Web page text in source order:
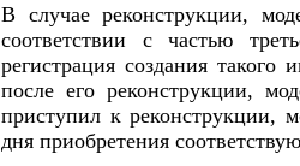
В случае реконструкции,
соответствии с частью
регистрация создания
после его реконструкции,
приступил к реконструкции,
дня приобретения